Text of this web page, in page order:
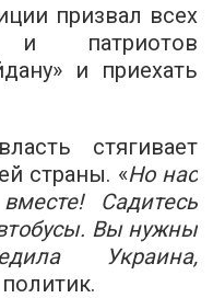
призвал всех
и патриотов
и приехать
стягивает
страны. «Но нас
Садитесь
Вы нужны
Украина,